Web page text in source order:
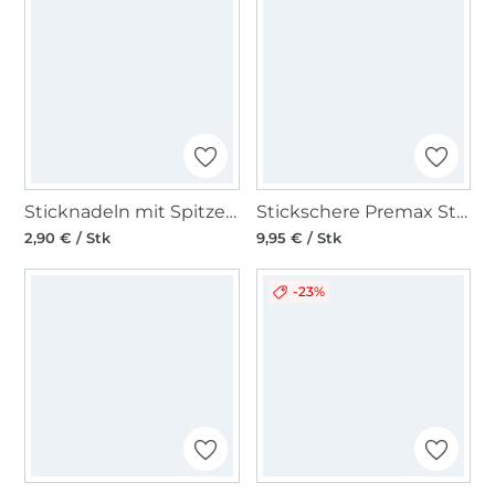
Sticknadeln mit Spitze, No. 18-22
2,90 € / Stk
Stickschere Premax Storch 9 cm, gold
9,95 € / Stk
-23%